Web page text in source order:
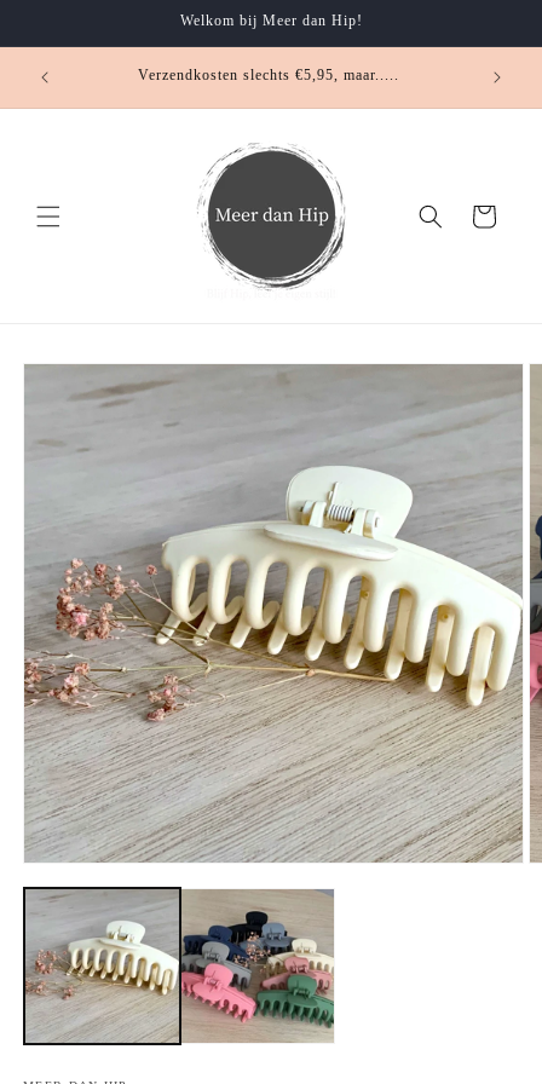
content
Welkom bij Meer dan Hip!
Verzendkosten slechts €5,95, maar..... ....
Winkelwagen